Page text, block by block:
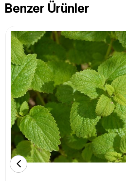
Benzer Ürünler